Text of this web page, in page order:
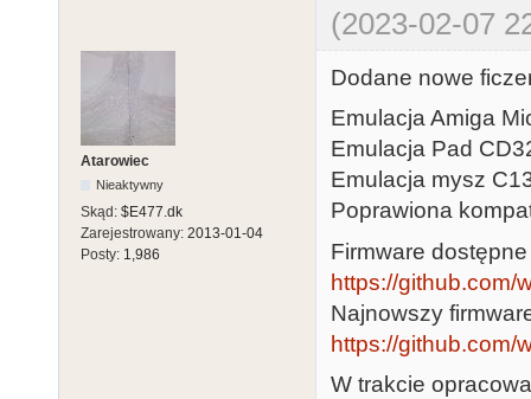
(2023-02-07
Atarowiec
Nieaktywny
Skąd: $E477.dk
Zarejestrowany: 2013-01-04
Posty: 1,986
Dodane nowe
Emulacja Amiga
Emulacja Pad
Emulacja mysz
Poprawiona
Firmware
https://github.com/
Najnowszy
https://github.com/
W trakcie